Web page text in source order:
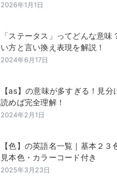
2026年1月1日
「ステータス」ってどんな意
い方と言い換え表現を解説！
2024年6月17日
【as】の意味が多すぎる！見分
読めば完全理解！
2024年2月1日
【色】の英語名一覧｜基本２３
見本色・カラーコード付き
2025年3月23日